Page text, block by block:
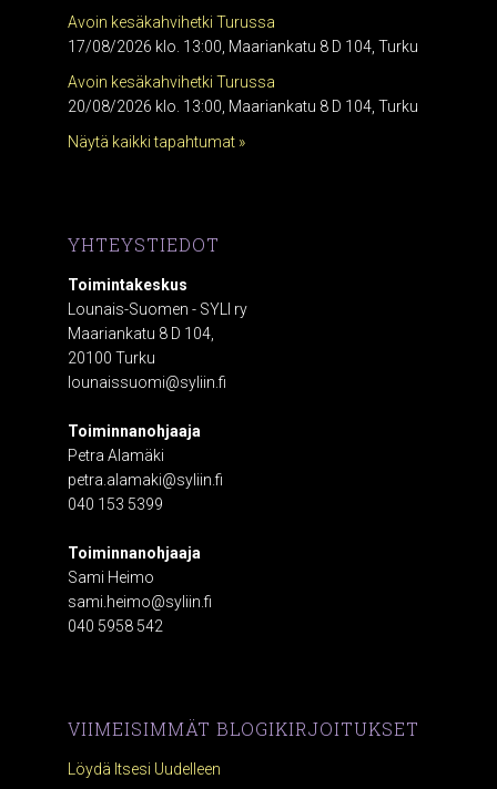
Avoin kesäkahvihetki Turussa
17/08/2026 klo. 13:00, Maariankatu 8 D 104, Turku
Avoin kesäkahvihetki Turussa
20/08/2026 klo. 13:00, Maariankatu 8 D 104, Turku
Näytä kaikki tapahtumat »
YHTEYSTIEDOT
Toimintakeskus
Lounais-Suomen - SYLI ry
Maariankatu 8 D 104,
20100 Turku
lounaissuomi@syliin.fi
Toiminnanohjaaja
Petra Alamäki
petra.alamaki@syliin.fi
040 153 5399
Toiminnanohjaaja
Sami Heimo
sami.heimo@syliin.fi
040 5958 542
VIIMEISIMMÄT BLOGIKIRJOITUKSET
Löydä Itsesi Uudelleen